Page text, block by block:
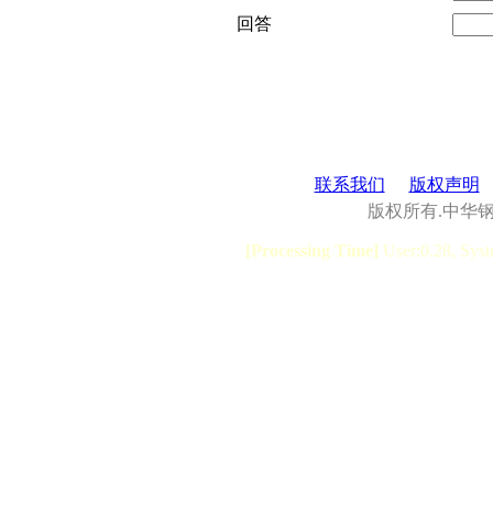
回答
联系我们
版权声明
版权所有.中华
[Processing Time] User:0.28,